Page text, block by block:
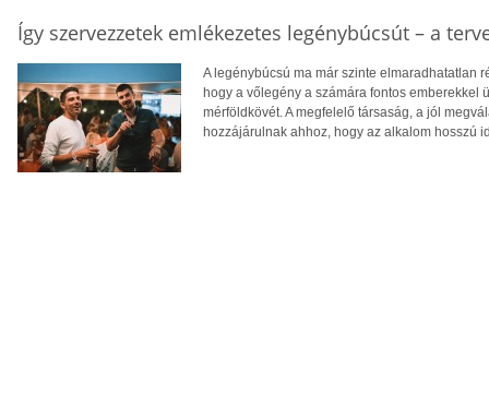
Így szervezzetek emlékezetes legénybúcsút – a
A legénybúcsú ma már szinte elmaradhatatlan
hogy a vőlegény a számára fontos
mérföldkövét. A megfelelő társaság, a jól
hozzájárulnak ahhoz, hogy az alkalom hosszú